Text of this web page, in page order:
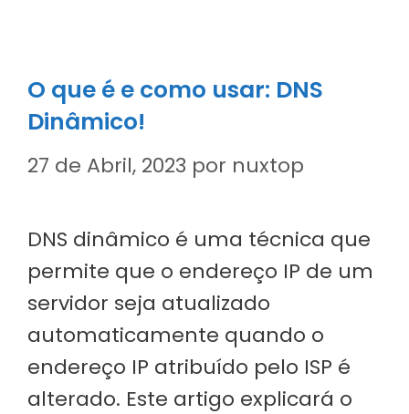
O que é e como usar: DNS
Dinâmico!
27 de Abril, 2023 por nuxtop
DNS dinâmico é uma técnica que
permite que o endereço IP de um
servidor seja atualizado
automaticamente quando o
endereço IP atribuído pelo ISP é
alterado. Este artigo explicará o